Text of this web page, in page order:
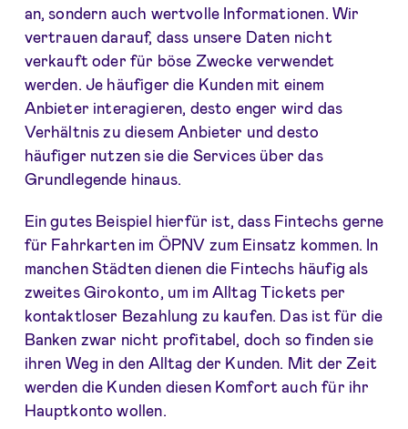
an, sondern auch wertvolle Informationen. Wir
vertrauen darauf, dass unsere Daten nicht
verkauft oder für böse Zwecke verwendet
werden. Je häufiger die Kunden mit einem
Anbieter interagieren, desto enger wird das
Verhältnis zu diesem Anbieter und desto
häufiger nutzen sie die Services über das
Grundlegende hinaus.
Ein gutes Beispiel hierfür ist, dass Fintechs gerne
für Fahrkarten im ÖPNV zum Einsatz kommen. In
manchen Städten dienen die Fintechs häufig als
zweites Girokonto, um im Alltag Tickets per
kontaktloser Bezahlung zu kaufen. Das ist für die
Banken zwar nicht profitabel, doch so finden sie
ihren Weg in den Alltag der Kunden. Mit der Zeit
werden die Kunden diesen Komfort auch für ihr
Hauptkonto wollen.